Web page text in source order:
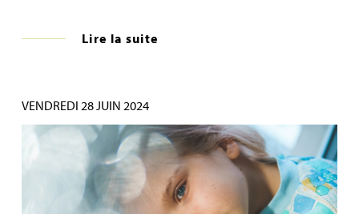
Lire la suite
VENDREDI 28 JUIN 2024